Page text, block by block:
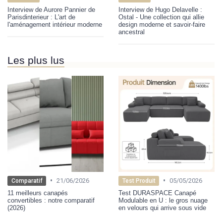
Interview de Aurore Pannier de
Parisdinterieur : L'art de
l'aménagement intérieur moderne
Interview de Hugo Delavelle :
Ostal - Une collection qui allie
design moderne et savoir-faire
ancestral
Les plus lus
Comparatif • 21/06/2026
11 meilleurs canapés
convertibles : notre comparatif
(2026)
Test Produit • 05/05/2026
Test DURASPACE Canapé
Modulable en U : le gros nuage
en velours qui arrive sous vide